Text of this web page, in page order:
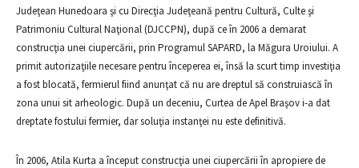
Judeţean Hunedoara şi cu Direcţia Judeţeană pentru Cultură, Culte şi
Patrimoniu Cultural Naţional (DJCCPN), după ce în 2006 a demarat
construcţia unei ciupercării, prin Programul SAPARD, la Măgura Uroiului. A
primit autorizaţiile necesare pentru începerea ei, însă la scurt timp investiţia
a fost blocată, fermierul fiind anunţat că nu are dreptul să construiască în
zona unui sit arheologic. După un deceniu, Curtea de Apel Braşov i-a dat
dreptate fostului fermier, dar soluţia instanţei nu este definitivă.
În 2006, Atila Kurta a început construcţia unei ciupercării în apropiere de